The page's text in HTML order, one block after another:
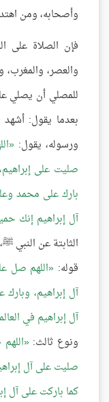
وأصحابه، ومن
فإن الصلاة على
والعصر،
للمصلي أن يصلي
بعدما يقول: أشهد
ورسوله، يقول:
صليت على
بارك على محمد
آل إبراهيم إنك
الثابتة عن النبي
قوله: اللهم صل
آل إبراهيم،
آل إبراهيم في
ونوع ثالث:
صليت على آل
كما باركت على آل